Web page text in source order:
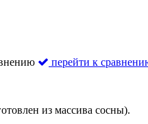
перейти к
из массива сосны).